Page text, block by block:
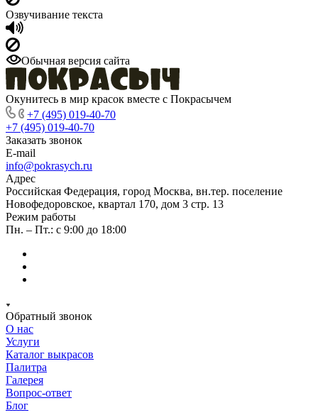
Озвучивание текста
Обычная версия сайта
Окунитесь в мир красок вместе с Покрасычем
+7 (495) 019-40-70
+7 (495) 019-40-70
Заказать звонок
E-mail
info@pokrasych.ru
Адрес
Российская Федерация, город Москва, вн.тер. поселение
Новофедоровское, квартал 170, дом 3 стр. 13
Режим работы
Пн. – Пт.: с 9:00 до 18:00
Обратный звонок
О нас
Услуги
Каталог выкрасов
Палитра
Галерея
Вопрос-ответ
Блог